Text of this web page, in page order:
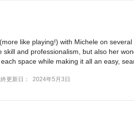
like playing!) with Michele on
skill and professionalism, but also her
space while making it all an easy,
更新日： 2024年5月3日